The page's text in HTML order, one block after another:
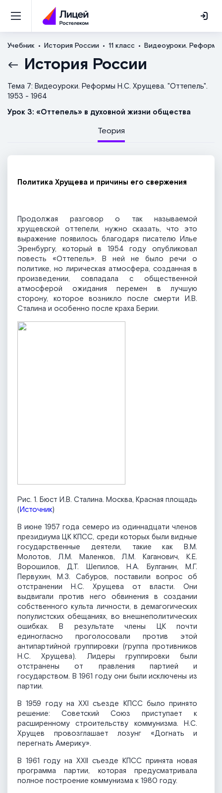
Учебник История России 11 класс Видеоуроки.
История России
Тема 7: Видеоуроки. Реформы Н.С. Хрущева. "Оттепель".
1953 - 1964
Урок 3: «Оттепель» в духовной жизни общества
Теория
Политика Хрущева и причины его свержения
Продолжая разговор о так называемой
хрущевской оттепели, нужно сказать, что это
выражение появилось благодаря писателю Илье
Эренбургу, который в 1954 году опубликовал
повесть «Оттепель». В ней не было речи о
политике, но лирическая атмосфера, созданная в
произведении, совпадала с общественной
атмосферой ожидания перемен в лучшую
сторону, которое возникло после смерти И.В.
Сталина и особенно после краха Берии.
Рис. 1. Бюст И.В. Сталина. Москва, Красная площадь
(Источник)
В июне 1957 года семеро из одиннадцати членов
президиума ЦК КПСС, среди которых были видные
государственные деятели, такие как В.М.
Молотов, Л.М. Маленков, Л.М. Каганович, К.Е.
Ворошилов, Д.Т. Шепилов, Н.А. Булганин, М.Г.
Первухин, М.З. Сабуров, поставили вопрос об
отстранении Н.С. Хрущева от власти. Они
выдвигали против него обвинения в создании
собственного культа личности, в демагогических
популистских обещаниях, во внешнеполитических
ошибках. В результате члены ЦК почти
единогласно проголосовали против этой
антипартийной группировки (группа противников
Н.С. Хрущева). Лидеры группировки были
отстранены от правления партией и
государством. В 1961 году они были исключены из
партии.
В 1959 году на XXI съезде КПСС было принято
решение: Советский Cоюз приступает к
расширенному строительству коммунизма. Н.С.
Хрущев провозглашает лозунг «Догнать и
перегнать Америку».
В 1961 году на XXII съезде КПСС принята новая
программа партии, которая предусматривала
полное построение коммунизма к 1980 году.